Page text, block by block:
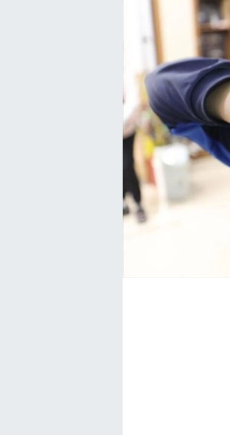
İlçe Haberleri